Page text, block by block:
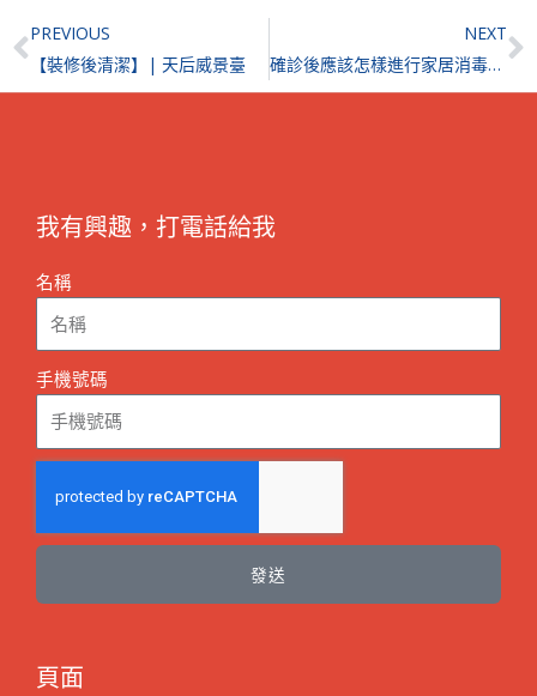
Prev
PREVIOUS
【裝修後清潔】| 天后威景臺
NEXT
確診後應該怎樣進行家居消毒？需要消毒公司的服務嗎？
我有興趣，打電話給我
名稱
手機號碼
發送
頁面